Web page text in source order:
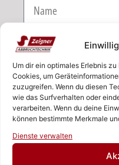
Um dir ein optimales Erlebnis
Cookies, um
zuzugreifen. Wenn du diesen
wie das Surfverhalten oder
verarbeiten. Wenn du deine
können bestimmte Merkmale
Dienste verwalten
E-Mail
Telefon
Nachricht